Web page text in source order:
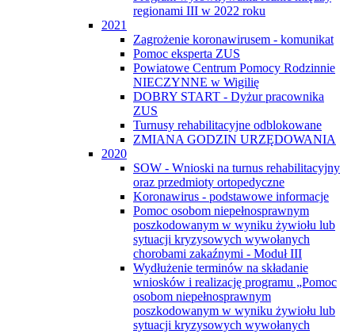
regionami III w 2022 roku
2021
Zagrożenie koronawirusem - komunikat
Pomoc eksperta ZUS
Powiatowe Centrum Pomocy Rodzinnie
NIECZYNNE w Wigilię
DOBRY START - Dyżur pracownika
ZUS
Turnusy rehabilitacyjne odblokowane
ZMIANA GODZIN URZĘDOWANIA
2020
SOW - Wnioski na turnus rehabilitacyjny
oraz przedmioty ortopedyczne
Koronawirus - podstawowe informacje
Pomoc osobom niepełnosprawnym
poszkodowanym w wyniku żywiołu lub
sytuacji kryzysowych wywołanych
chorobami zakaźnymi - Moduł III
Wydłużenie terminów na składanie
wniosków i realizację programu „Pomoc
osobom niepełnosprawnym
poszkodowanym w wyniku żywiołu lub
sytuacji kryzysowych wywołanych